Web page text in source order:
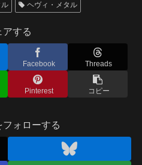
ヘヴィ・メタル
アする
Facebook Threads
Pinterest コピー
フォローする